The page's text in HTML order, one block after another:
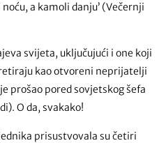
a kamoli danju’ (Večernji
svijeta, uključujući i one koji
kao otvoreni neprijatelji
prošao pored sovjetskog šefa
O da, svakako!
prisustvovala su četiri